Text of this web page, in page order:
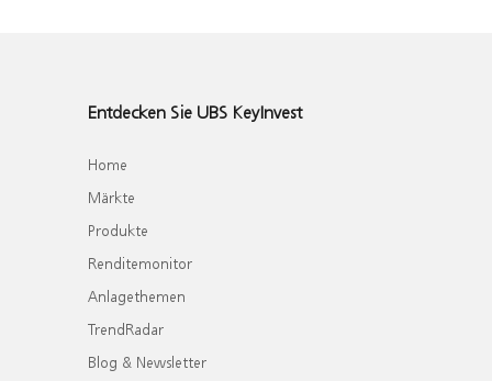
Entdecken Sie UBS KeyInvest
Home
Märkte
Produkte
Renditemonitor
Anlagethemen
TrendRadar
Blog & Newsletter